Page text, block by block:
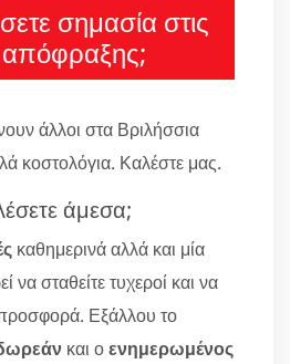
σημασία στις
απόφραξης;
άλλοι στα Βριλήσσια
κοστολόγια. Καλέστε μας.
άμεσα;
καθημερινά αλλά και μία
σταθείτε τυχεροί και να
Εξάλλου το
και οενημερωμένος